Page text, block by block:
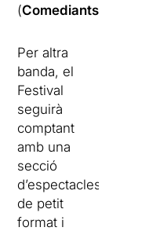
(Comediants
Per altra
banda, el
Festival
seguirà
comptant
amb una
secció
d’espectacles
de petit
format i